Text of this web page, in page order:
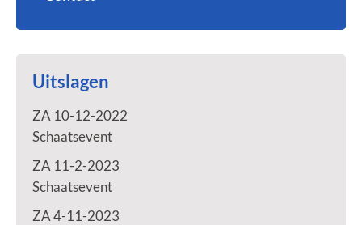
Uitslagen
ZA 10-12-2022
Schaatsevent
ZA 11-2-2023
Schaatsevent
ZA 4-11-2023